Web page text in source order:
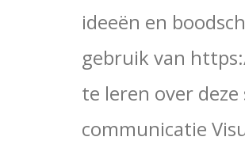
ideeën en
gebruik van
te leren over
communicatie